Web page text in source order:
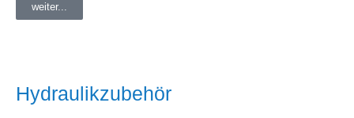
weiter...
Hydraulikzubehör